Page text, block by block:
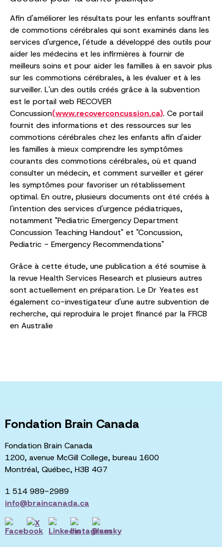
Afin d'améliorer les résultats pour les enfants souffrant
de commotions cérébrales qui sont examinés dans les
services d'urgence, l'étude a développé des outils pour
aider les médecins et les infirmières à fournir de
meilleurs soins et pour aider les familles à en savoir plus
sur les commotions cérébrales, à les évaluer et à les
surveiller. L'un des outils créés grâce à la subvention
est le portail web RECOVER
Concussion(www.recoverconcussion.ca). Ce portail
fournit des informations et des ressources sur les
commotions cérébrales chez les enfants afin d'aider
les familles à mieux comprendre les symptômes
courants des commotions cérébrales, où et quand
consulter un médecin, et comment surveiller et gérer
les symptômes pour favoriser un rétablissement
optimal. En outre, plusieurs documents ont été créés à
l'intention des services d'urgence pédiatriques,
notamment "Pediatric Emergency Department
Concussion Teaching Handout" et "Concussion,
Pediatric - Emergency Recommendations"
Grâce à cette étude, une publication a été soumise à
la revue Health Services Research et plusieurs autres
sont actuellement en préparation. Le Dr Yeates est
également co-investigateur d'une autre subvention de
recherche, qui reproduira le projet financé par la FRCB
en Australie
Fondation Brain Canada
Fondation Brain Canada
1200, avenue McGill College, bureau 1600
Montréal, Québec, H3B 4G7
1 514 989-2989
info@braincanada.ca